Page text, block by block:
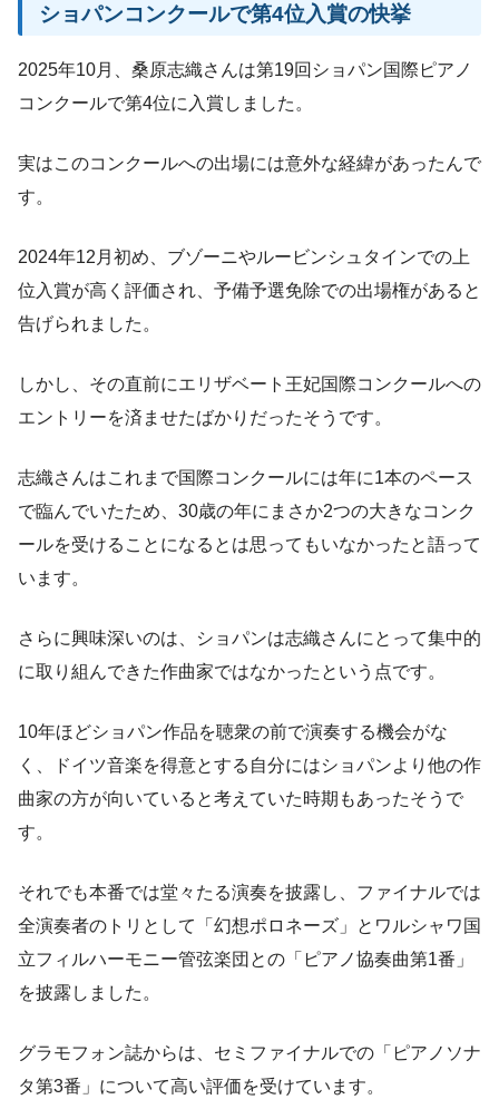
ショパンコンクールで第4位入賞の快挙
2025年10月、桑原志織さんは第19回ショパン国際ピアノ
コンクールで第4位に入賞しました。
実はこのコンクールへの出場には意外な経緯があったんで
す。
2024年12月初め、ブゾーニやルービンシュタインでの上
位入賞が高く評価され、予備予選免除での出場権があると
告げられました。
しかし、その直前にエリザベート王妃国際コンクールへの
エントリーを済ませたばかりだったそうです。
志織さんはこれまで国際コンクールには年に1本のペース
で臨んでいたため、30歳の年にまさか2つの大きなコンク
ールを受けることになるとは思ってもいなかったと語って
います。
さらに興味深いのは、ショパンは志織さんにとって集中的
に取り組んできた作曲家ではなかったという点です。
10年ほどショパン作品を聴衆の前で演奏する機会がな
く、ドイツ音楽を得意とする自分にはショパンより他の作
曲家の方が向いていると考えていた時期もあったそうで
す。
それでも本番では堂々たる演奏を披露し、ファイナルでは
全演奏者のトリとして「幻想ポロネーズ」とワルシャワ国
立フィルハーモニー管弦楽団との「ピアノ協奏曲第1番」
を披露しました。
グラモフォン誌からは、セミファイナルでの「ピアノソナ
タ第3番」について高い評価を受けています。